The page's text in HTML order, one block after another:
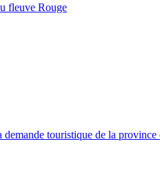
fleuve Rouge
touristique de la